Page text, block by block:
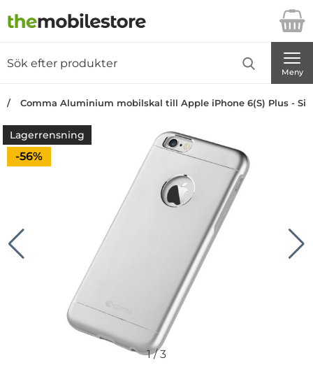
Startsidan för Danira Telecom AB
Meny
Comma Aluminium mobilskal till Apple iPhone 6(S) Plus -
Lagerrensning
Priset är nedsatt med
-56%
1/3